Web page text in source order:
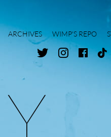
ARCHIVES WIMP'S REPO